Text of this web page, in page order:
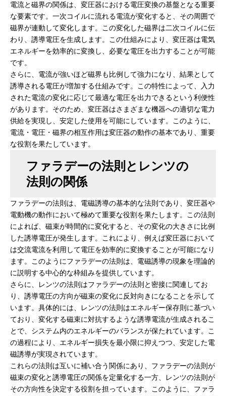
電流と磁界の関係は、変圧器における電圧変換の基盤となる重要
な要素です。一次コイルに流れる電流が変化すると、その周囲で
磁界が連動して変化します。この変化した磁界は二次コイルに伝
わり、誘導電圧を生成します。この仕組みにより、変圧器は電気
エネルギーを効率的に変換し、必要な電圧を出力することが可能
です。
さらに、電流が強いほど磁界も比例して強力になり、結果として
誘導される電圧が増加する仕組みです。この特性によって、入力
された電流の変化に応じて最適な電圧を出力できるという利便性
があります。そのため、変圧器はさまざまな機器への適切な電力
供給を実現し、安定した使用を可能にしています。このように、
電流・電圧・磁界の相互作用は変圧器の動作の基本であり、重要
な役割を果たしています。
ファラデーの法則とレンツの
法則の関係
ファラデーの法則は、電磁誘導の基本的な法則であり、変圧器や
電動機の動作において極めて重要な役割を果たします。この法則
によれば、磁束が時間的に変化すると、その変化の大きさに比例
した誘導電圧が発生します。これにより、例えば変圧器において
は交流電流を利用して電圧を効率的に変換することが可能になり
ます。このようにファラデーの法則は、電磁誘導の現象を理論的
に説明する中心的な枠組みを提供しています。
さらに、レンツの法則はファラデーの法則と密接に関連してお
り、誘導電圧の方向が磁束の変化に反対向きになることを示して
います。具体的には、レンツの法則はエネルギー保存則に基づい
ており、変化する磁束に対抗するような誘導電流が生成されるこ
とで、システム内のエネルギーのバランスが保たれています。こ
の過程により、エネルギー損失を最小限に抑えつつ、安定した電
磁誘導が実現されています。
これらの法則は互いに補い合う関係にあり、ファラデーの法則が
磁束の変化と誘導電圧の関係を定量化する一方、レンツの法則が
その方向性を決定する役割を担っています。このように、ファラ